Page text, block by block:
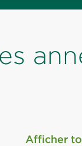
Afficher